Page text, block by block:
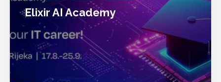
Elixir AI Academy